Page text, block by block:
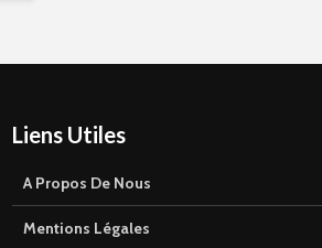
Liens Utiles
A Propos De Nous
Mentions Légales